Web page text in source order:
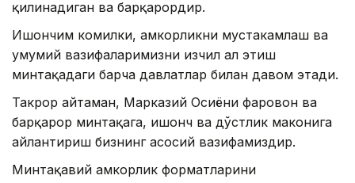
қилинадиган ва барқарордир.
Ишончим комилки, ҳамкорликни мустаҳкамлаш ва
умумий вазифаларимизни изчил ҳал этиш
минтақадаги барча давлатлар билан давом этади.
Такрор айтаман, Марказий Осиёни фаровон ва
барқарор минтақага, ишонч ва дўстлик маконига
айлантириш бизнинг асосий вазифамиздир.
Минтақавий ҳамкорлик форматларини